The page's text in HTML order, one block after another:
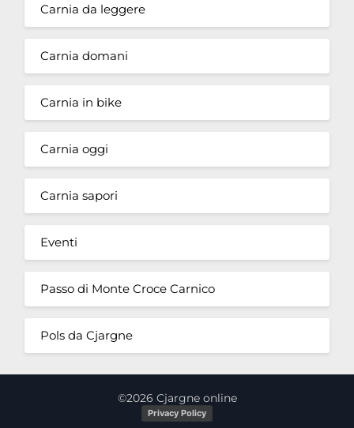
Carnia da leggere
Carnia domani
Carnia in bike
Carnia oggi
Carnia sapori
Eventi
Passo di Monte Croce Carnico
Pols da Cjargne
©2026 Cjargne online
Privacy Policy